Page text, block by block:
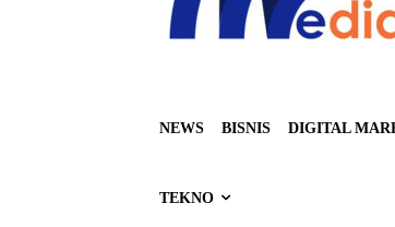
NEWS BISNIS DIGITAL
TEKNO